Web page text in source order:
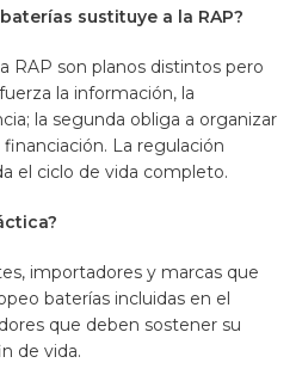
sustituye a la RAP?
RAP son planos distintos pero
la información, la
la segunda obliga a organizar
La regulación
el ciclo de vida completo.
importadores y marcas que
baterías incluidas en el
que deben sostener su
de vida.